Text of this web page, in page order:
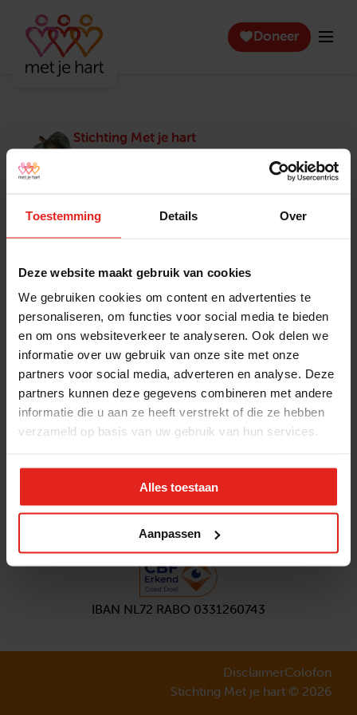
Toestemming Details Over
Deze website maakt gebruik van cookies
We gebruiken cookies om content en advertenties te
personaliseren, om functies voor social media te bieden
en om ons websiteverkeer te analyseren. Ook delen we
informatie over uw gebruik van onze site met onze
partners voor social media, adverteren en analyse. Deze
partners kunnen deze gegevens combineren met andere
informatie die u aan ze heeft verstrekt of die ze hebben
verzameld op basis van uw gebruik van hun services.
Alles toestaan
Aanpassen
Doneer
Stichting Met je hart
Stichting Met je hart laat ouderen die zich
eenzaam voelen weer genieten en inspireert
winnaar van het Appeltje van Oranje.
Actuele vacatures
Pers en media
Jaarverslag 2025
Contact
Klachtenprocedure
Privacyverklaring
Opzeggen
Volg ons
Aanmeldennieuwsbrief
IBAN NL72 RABO 0331260743
DisclaimerColofon
Stichting Met je hart © 2026